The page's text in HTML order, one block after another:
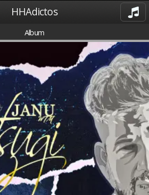
HHAdictos
Album